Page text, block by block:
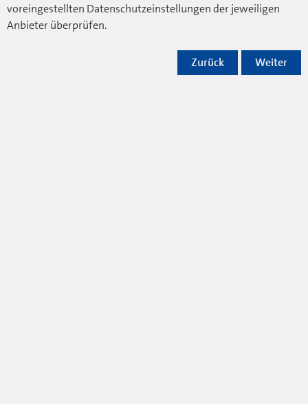
voreingestellten Datenschutzeinstellungen der jeweiligen
Anbieter überprüfen.
Weiter
Zurück